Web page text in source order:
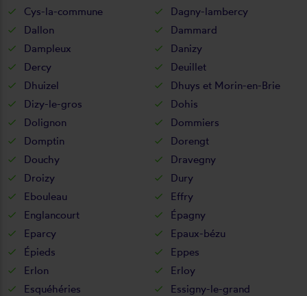
Cys-la-commune
Dagny-lambercy
Dallon
Dammard
Dampleux
Danizy
Dercy
Deuillet
Dhuizel
Dhuys et Morin-en-Brie
Dizy-le-gros
Dohis
Dolignon
Dommiers
Domptin
Dorengt
Douchy
Dravegny
Droizy
Dury
Ebouleau
Effry
Englancourt
Épagny
Eparcy
Epaux-bézu
Épieds
Eppes
Erlon
Erloy
Esquéhéries
Essigny-le-grand